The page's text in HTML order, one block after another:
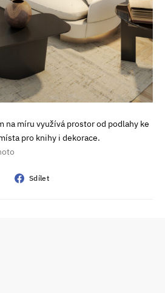
na míru využívá prostor od podlahy ke
pro knihy i dekorace.
Sdílet